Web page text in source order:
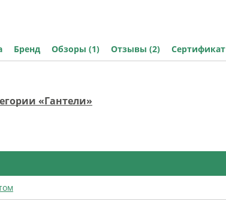
Бренд Обзоры (1) Отзывы (2) Сертификат
«Гантели»